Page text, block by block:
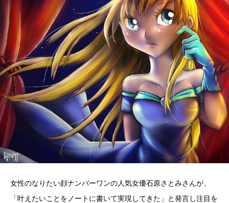
女性のなりたい顔ナンバーワンの人気女優石原さとみさんが、
「叶えたいことをノートに書いて実現してきた」と発言し注目を